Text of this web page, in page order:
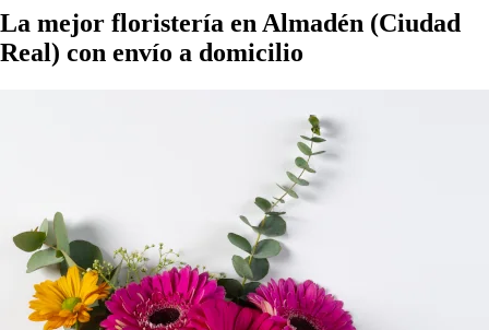
La mejor floristería en Almadén (Ciudad
Real) con envío a domicilio